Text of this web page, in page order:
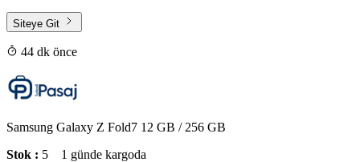
Siteye Git
44 dk önce
Samsung Galaxy Z Fold7 12 GB / 256 GB
Stok : 5 1 günde kargoda